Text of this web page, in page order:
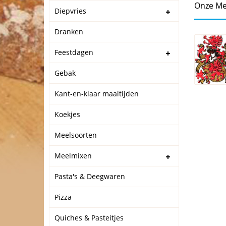
Diepvries
Dranken
Feestdagen
Gebak
Kant-en-klaar maaltijden
Koekjes
Meelsoorten
Meelmixen
Pasta's & Deegwaren
Pizza
Quiches & Pasteitjes
Onze